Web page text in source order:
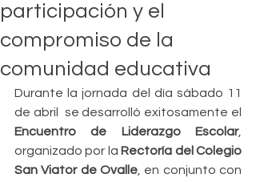
participación y el
compromiso de la
comunidad educativa
Durante la jornada del día sábado 11
Encuentro de Liderazgo Escolar,
organizado por la Rectoría del Colegio
San Viator de Ovalle , en conjunto con